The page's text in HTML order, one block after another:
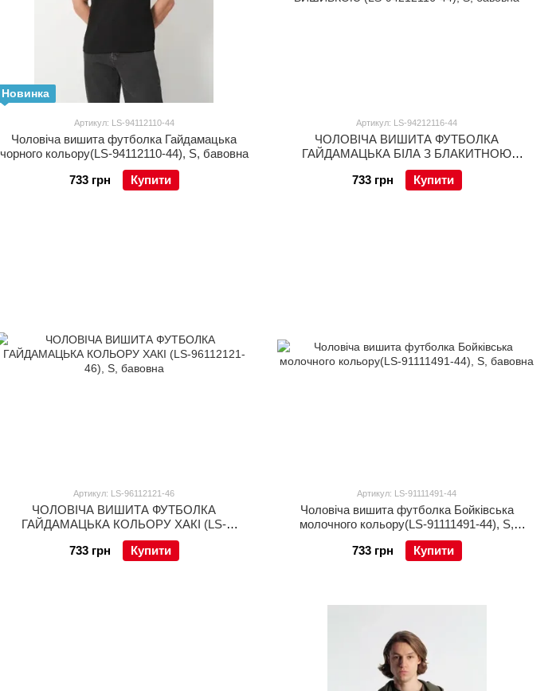
Новинка
Артикул: LS-94112110-44
Чоловіча вишита футболка Гайдамацька
чорного кольору(LS-94112110-44), S, бавовна
733 грн
Купити
Артикул: LS-94212116-44
ЧОЛОВІЧА ВИШИТА ФУТБОЛКА
ГАЙДАМАЦЬКА БІЛА З БЛАКИТНОЮ
ВИШИВКОЮ (LS-94212116-44), S, бавовна
733 грн
Купити
Артикул: LS-96112121-46
ЧОЛОВІЧА ВИШИТА ФУТБОЛКА
ГАЙДАМАЦЬКА КОЛЬОРУ ХАКІ (LS-
96112121-46), S, бавовна
733 грн
Купити
Артикул: LS-91111491-44
Чоловіча вишита футболка Бойківська
молочного кольору(LS-91111491-44), S,
бавовна
733 грн
Купити